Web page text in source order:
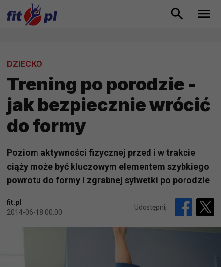
DZIECKO
Trening po porodzie -
jak bezpiecznie wrócić
do formy
Poziom aktywności fizycznej przed i w trakcie
ciąży może być kluczowym elementem szybkiego
powrotu do formy i zgrabnej sylwetki po porodzie
fit.pl
2014-06-18 00:00
Udostępnij